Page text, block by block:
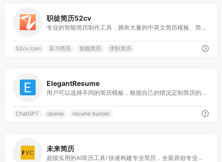
职徒简历52cv
专业的智能简历制作工具，拥有大量的中英文简历模板、简历案例，可进行智能简历检测
52cv.com 实习简历 智能简历 求职简历
ElegantResume
用户可以选择不同的简历模板，根据自己的情况定制简历的内容和格式
ChatGPT openai resume builder
未来简历
超级实用的AI简历工具! 快速构建专业简历，全新原创专业简历模板、适用不同岗位